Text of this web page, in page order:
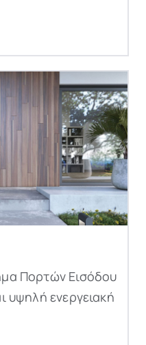
Πορτών Εισόδου
υψηλή ενεργειακή